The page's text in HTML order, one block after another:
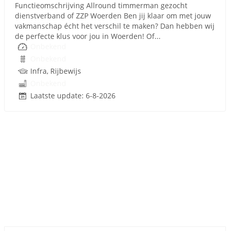
Functieomschrijving Allround timmerman gezocht
dienstverband of ZZP Woerden Ben jij klaar om met jouw
vakmanschap écht het verschil te maken? Dan hebben wij
de perfecte klus voor jou in Woerden! Of...
Infra, Rijbewijs
Laatste update: 6-8-2026